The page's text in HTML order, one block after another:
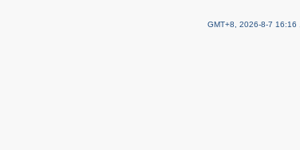
GMT+8, 2026-8-7 16:16